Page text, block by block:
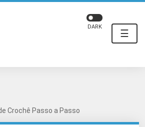
☰
DARK
Crochê Passo a Passo